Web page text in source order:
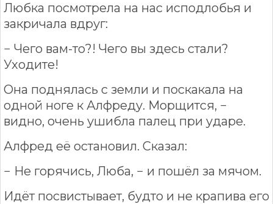
Любка посмотрела на нас исподлобья и
закричала вдруг:
− Чего вам-то?! Чего вы здесь стали?
Уходите!
Она поднялась с земли и поскакала на
одной ноге к Алфреду. Морщится, −
видно, очень ушибла палец при ударе.
Алфред её остановил. Сказал:
− Не горячись, Люба, − и пошёл за мячом.
Идёт посвистывает, будто и не крапива его